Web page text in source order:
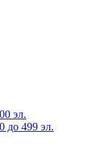
эл.
до 499 эл.